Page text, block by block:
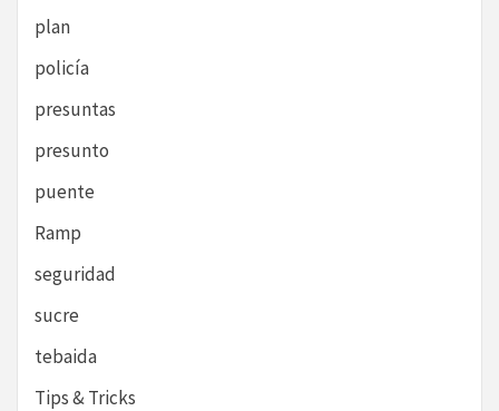
plan
policía
presuntas
presunto
puente
Ramp
seguridad
sucre
tebaida
Tips & Tricks